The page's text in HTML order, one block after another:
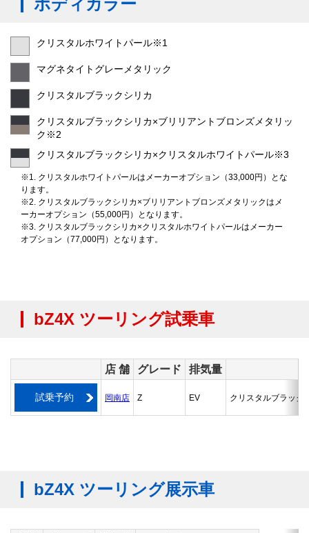
ボディカラー
クリスタルホワイトパール※1
マグネタイトグレーメタリック
クリスタルブラックシリカ
クリスタルブラックシリカ×ブリリアントブロンズメタリッ
ク※2
クリスタルブラックシリカ×クリスタルホワイトパール※3
※1. クリスタルホワイトパールはメーカーオプション（33,000円）とな
ります。
※2. クリスタルブラックシリカ×ブリリアントブロンズメタリックはメ
ーカーオプション（55,000円）となります。
※3. クリスタルブラックシリカ×クリスタルホワイトパールはメーカー
オプション（77,000円）となります。
bZ4X ツーリング試乗車
店 舗 グレード 排気量
試乗予約 岡南店 Z EV クリスタルブラック
bZ4X ツーリング展示車